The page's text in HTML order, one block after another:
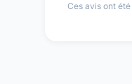
Ces avis ont